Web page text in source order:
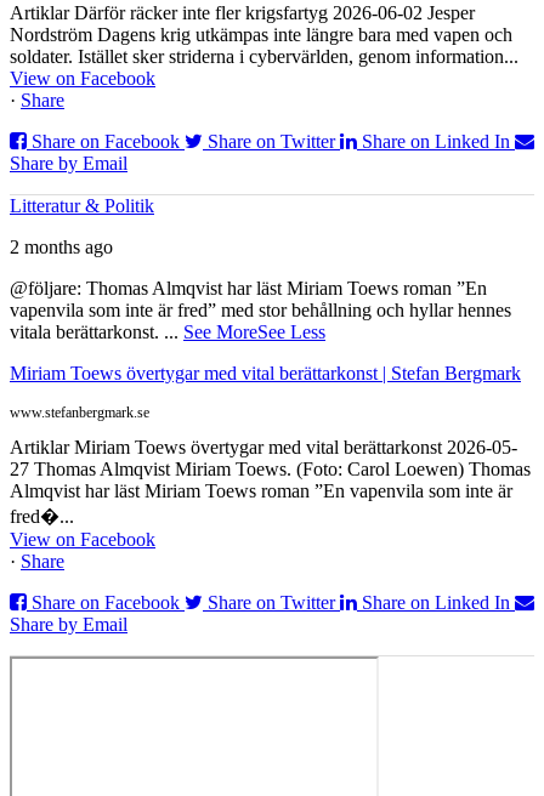
Artiklar Därför räcker inte fler krigsfartyg 2026-06-02 Jesper
Nordström Dagens krig utkämpas inte längre bara med vapen och
soldater. Istället sker striderna i cybervärlden, genom information...
View on Facebook
· Share
Share on Facebook
Share on Twitter
Share on Linked In
Share by Email
Litteratur & Politik
2 months ago
@följare: Thomas Almqvist har läst Miriam Toews roman ”En
vapenvila som inte är fred” med stor behållning och hyllar hennes
vitala berättarkonst. ... See MoreSee Less
Miriam Toews övertygar med vital berättarkonst | Stefan Bergmark
www.stefanbergmark.se
Artiklar Miriam Toews övertygar med vital berättarkonst 2026-05-
27 Thomas Almqvist Miriam Toews. (Foto: Carol Loewen) Thomas
Almqvist har läst Miriam Toews roman ”En vapenvila som inte är
fred�...
View on Facebook
· Share
Share on Facebook
Share on Twitter
Share on Linked In
Share by Email